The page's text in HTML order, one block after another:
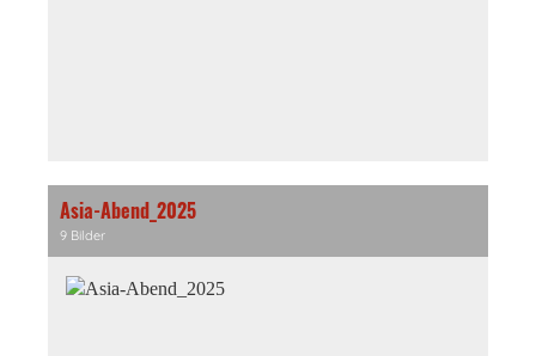
Asia-Abend_2025
9 Bilder